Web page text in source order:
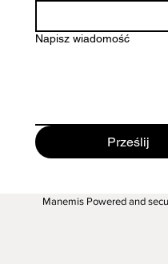
Napisz wiadomość
Prześlij
Manemis Powered and